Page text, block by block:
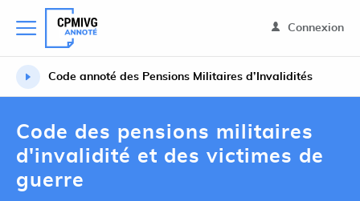
Connexion
Code annoté des Pensions Militaires d’Invalidités
Code des pensions militaires
d'invalidité et des victimes de
guerre